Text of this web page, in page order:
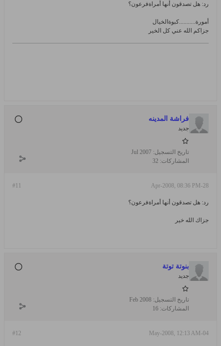
رد: هل تصدقون أنها أمراةفرعون؟
أمورة...........كبوةالخيال
جزاكم الله عني كل الخير
فراشة المدينه
جديد
تاريخ التسجيل: Jul 2007
المشاركات: 32
#11 28-Apr-2008, 08:36 PM
رد: هل تصدقون أنها أمراةفرعون؟
جزاك الله خير
بنوتة توتة
جديد
تاريخ التسجيل: Feb 2008
المشاركات: 16
#12 04-May-2008, 12:13 AM